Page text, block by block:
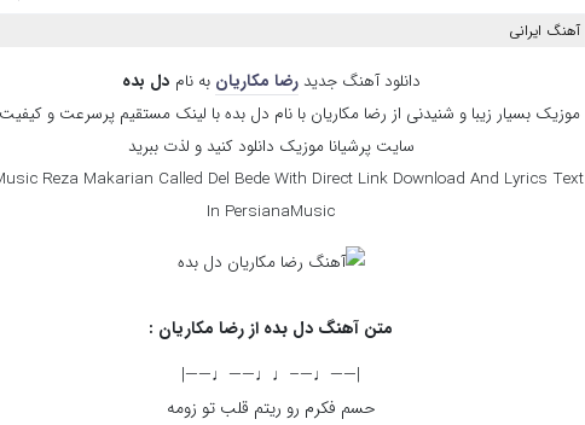
آهنگ ایرانی
دانلود آهنگ جدیدرضا مکاریان به نام دل بده
موزیک بسیار زیبا و شنیدنی از رضا مکاریان با نام دل بده با لینک مستقیم پرسرعت و کیفیت
سایت پرشیانا موزیک دانلود کنید و لذت ببرید
Reza Makarian Called Del Bede With Direct Link Download And Lyrics Text
In PersianaMusic
متن آهنگ دل بده از رضا مکاریان :
|——♩—–♩♩——♩——|
حسم فکرم رو ریتم قلب تو زومه